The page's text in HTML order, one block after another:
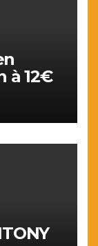
à 12€